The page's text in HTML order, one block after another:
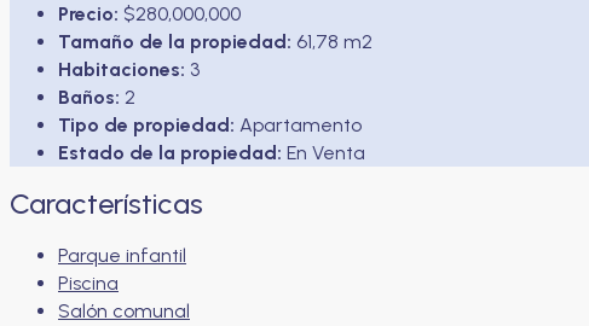
Precio: $280,000,000
Tamaño de la propiedad: 61,78 m2
Habitaciones: 3
Baños: 2
Tipo de propiedad: Apartamento
Estado de la propiedad: En Venta
Características
Parque infantil
Piscina
Salón comunal